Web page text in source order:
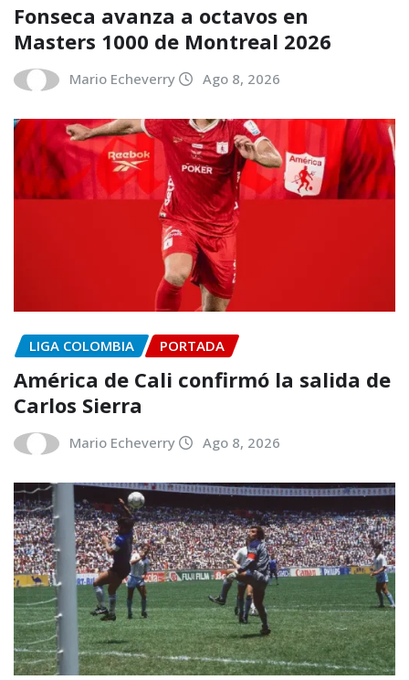
Fonseca avanza a octavos en
Masters 1000 de Montreal 2026
Mario Echeverry Ago 8, 2026
LIGA COLOMBIA PORTADA
América de Cali confirmó la salida de
Carlos Sierra
Mario Echeverry Ago 8, 2026